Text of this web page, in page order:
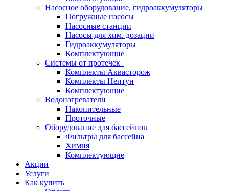
Насосное оборудование, гидроаккумуляторы
Погружные насосы
Насосные станции
Насосы для хим. дозации
Гидроаккумуляторы
Комплектующие
Системы от протечек
Комплекты Аквасторож
Комплекты Нептун
Комплектующие
Водонагреватели
Накопительные
Проточные
Оборудование для бассейнов
Фильтры для бассейна
Химия
Комплектующие
Акции
Услуги
Как купить